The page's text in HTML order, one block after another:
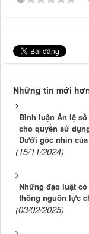
Những tin mới
Bình luận Án lệ
cho quyền sử
Dưới góc nhìn
(15/11/2024)
Những đạo luật
thông nguồn lực
(03/02/2025)